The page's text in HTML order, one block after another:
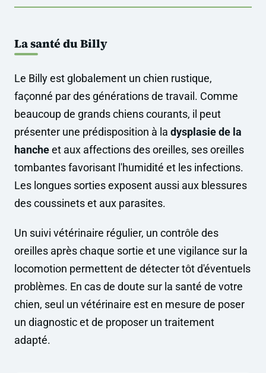
La santé du Billy
Le Billy est globalement un chien rustique,
façonné par des générations de travail. Comme
beaucoup de grands chiens courants, il peut
présenter une prédisposition à la dysplasie de la
hancheet aux affections des oreilles, ses oreilles
tombantes favorisant l'humidité et les infections.
Les longues sorties exposent aussi aux blessures
des coussinets et aux parasites.
Un suivi vétérinaire régulier, un contrôle des
oreilles après chaque sortie et une vigilance sur la
locomotion permettent de détecter tôt d'éventuels
problèmes. En cas de doute sur la santé de votre
chien, seul un vétérinaire est en mesure de poser
un diagnostic et de proposer un traitement
adapté.